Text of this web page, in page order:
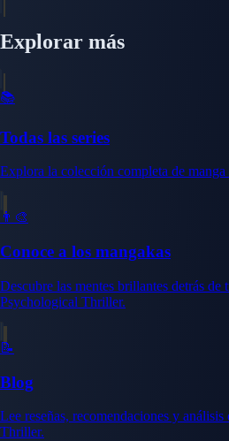
Explorar más
📚
Todas las series
Explora la colección completa de manga
👨‍🎨
Conoce a los mangakas
Descubre las mentes brillantes detrás de
Psychological Thriller.
📝
Blog
Lee reseñas, recomendaciones y
Thriller.